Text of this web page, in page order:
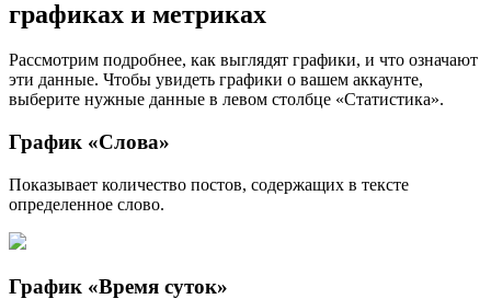
графиках и метриках
Рассмотрим подробнее, как выглядят графики, и что означают
эти данные. Чтобы увидеть графики о вашем аккаунте,
выберите нужные данные в левом столбце «Статистика».
График «Слова»
Показывает количество постов, содержащих в тексте
определенное слово.
График «Время суток»